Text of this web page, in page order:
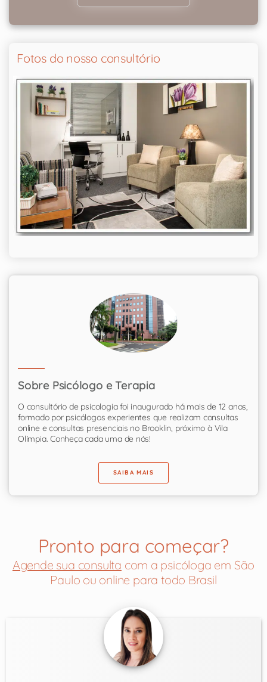
Fotos do nosso consultório
Sobre Psicólogo e Terapia
O consultório de psicologia foi inaugurado há mais de 12 anos,
formado por psicólogos experientes que realizam consultas
online e consultas presenciais no Brooklin, próximo à Vila
Olímpia. Conheça cada uma de nós!
SAIBA MAIS
Pronto para começar?
Agende sua consulta com a psicóloga em São
Paulo ou online para todo Brasil